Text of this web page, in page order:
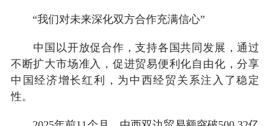
“我们对未来深化双方合作充满信心”
中国以开放促合作，支持各国共同发展，通过
不断扩大市场准入，促进贸易便利化自由化，分享
中国经济增长红利，为中西经贸关系注入了稳定
性。